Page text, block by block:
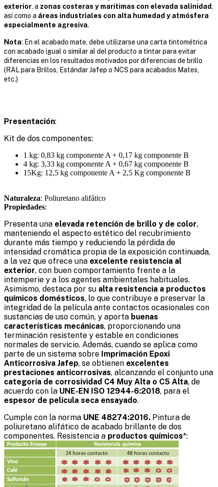
exterior, a zonas costeras y marítimas con elevada salinidad,
así como a áreas industriales con alta humedad y atmósfera
especialmente agresiva.
Nota: En el acabado mate, debe utilizarse una carta tintométrica
con acabado igual o similar al del producto a tintar para evitar
diferencias en los resultados motivados por diferencias de brillo
(RAL para Brillos, Estándar Jafep o NCS para acabados Mates,
etc.)
Presentación:
Kit de dos componentes:
1 kg: 0,83 kg componente A + 0,17 kg componente B
4 kg: 3,33 kg componente A + 0,67 kg componente B
15Kg: 12,5 kg componente A + 2,5 Kg componente B
Naturaleza: Poliuretano alifático
Propiedades:
Presenta una elevada retención de brillo y de color,
manteniendo el aspecto estético del recubrimiento
durante más tiempo y reduciendo la pérdida de
intensidad cromática propia de la exposición continuada,
a la vez que ofrece una excelente resistencia al
exterior, con buen comportamiento frente a la
intemperie y a los agentes ambientales habituales.
Asimismo, destaca por su alta resistencia a productos
químicos domésticos, lo que contribuye a preservar la
integridad de la película ante contactos ocasionales con
sustancias de uso común, y aporta buenas
características mecánicas, proporcionando una
terminación resistente y estable en condiciones
normales de servicio. Además, cuando se aplica como
parte de un sistema sobre Imprimación Epoxi
Anticorrosiva Jafep, se obtienen excelentes
prestaciones anticorrosivas, alcanzando el conjunto una
categoría de corrosividad C4 Muy Alta o C5 Alta, de
acuerdo con la UNE-EN ISO 12944-6:2018, para el
espesor de película seca ensayado.
Cumple con la norma UNE 48274:2016. Pintura de
poliuretano alifático de acabado brillante de dos
componentes. Resistencia a productos químicos*: